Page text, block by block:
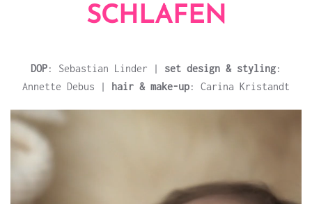
SCHLAFEN
DOP: Sebastian Linder | set design & styling:
Annette Debus | hair & make-up: Carina Kristandt